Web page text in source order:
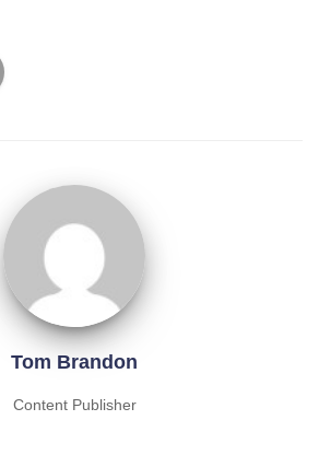
Tom Brandon
Content Publisher